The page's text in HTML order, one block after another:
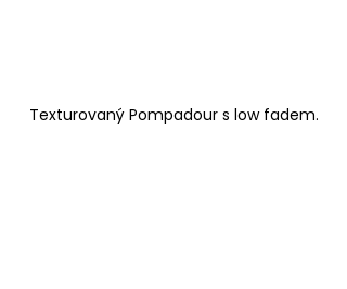
Texturovaný Pompadour s low fadem.